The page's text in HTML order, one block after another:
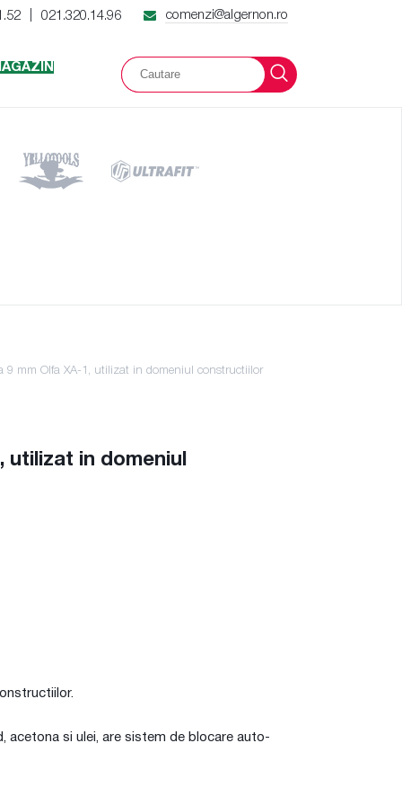
021.320.14.96 comenzi@algernon.ro
9 mm Olfa XA-1, utilizat in domeniul constructiilor
in domeniul
acetona si ulei, are sistem de blocare auto-